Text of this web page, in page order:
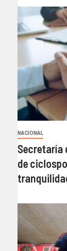
NACIONAL
Secretaría
de